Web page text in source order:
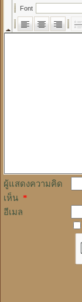
ผู้แสดงความคิด
เห็น *
อีเมล